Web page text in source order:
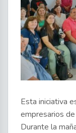
Esta iniciativa
empresarios
Durante la